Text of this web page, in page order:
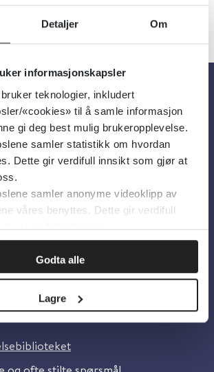
Detaljer Om
informasjonskapsler
teknologier, inkludert
«cookies» til å samle informasjon
gi deg best mulig brukeropplevelse.
samler statistikk om hvordan
Dette gir verdifull innsikt som gjør at
samler anonyme videoklipp av
våres benyttes. Dette gir verdifull
vi kan forbedre oss.
Godta alle
Lagre
informasjonskapsler
English